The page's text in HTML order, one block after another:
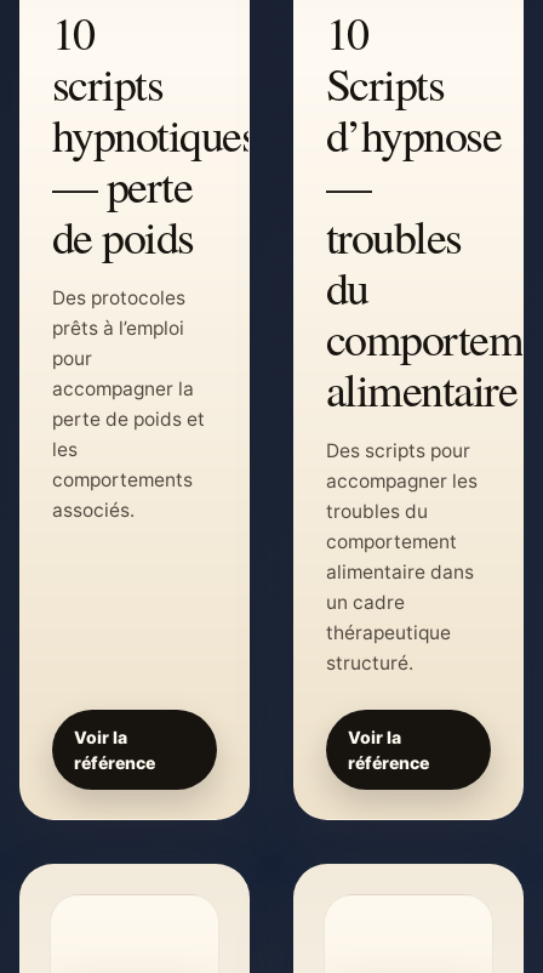
10
scripts
hypnotiques
— perte
de poids
Des protocoles
prêts à l’emploi
pour
accompagner la
perte de poids et
les
comportements
associés.
Voir la
référence
10
Scripts
d’hypnose
—
troubles
du
alimentaire
Des scripts pour
accompagner les
troubles du
comportement
alimentaire dans
un cadre
thérapeutique
structuré.
Voir la
référence